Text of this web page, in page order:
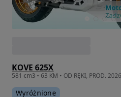
KOVE 625X
Wyróżnione